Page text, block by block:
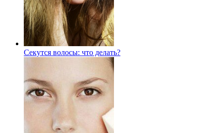
Секутся волосы: что делать?